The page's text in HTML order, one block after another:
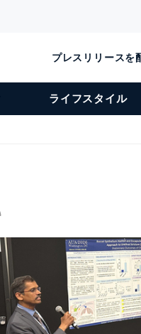
プレスリリースを
ライフスタイル